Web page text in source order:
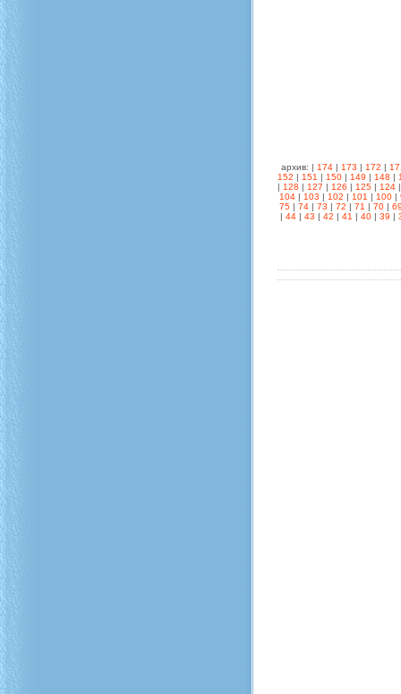
архив: | 174 | 173 | 172 |
152 | 151 | 150 | 149 | 148 |
| 128 | 127 | 126 | 125 | 124
104 | 103 | 102 | 101 | 100 |
75 | 74 | 73 | 72 | 71 | 70 |
|44 |43 |42 |41 |40 |39 |